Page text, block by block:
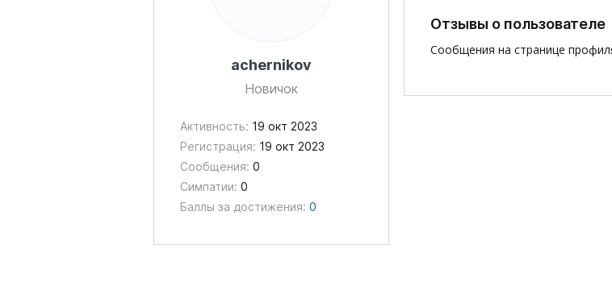
achernikov
Новичок
Активность: 19 окт 2023
Регистрация: 19 окт 2023
Сообщения: 0
Симпатии: 0
Баллы за достижения: 0
Отзывы о пользователе
Сообщения на странице